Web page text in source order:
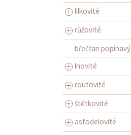
lilkovité
růžovité
břečťan popínavý
lnovité
routovité
štětkovité
asfodelovité